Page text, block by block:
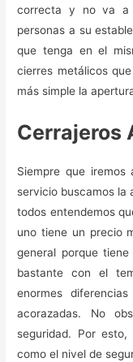
correcta y no va a
personas a su
que tenga en el
cierres metálicos
más simple la
Cerrajeros
Siempre que
servicio buscamos la
todos entendemos
uno tiene un precio
general porque
bastante con el
enormes
acorazadas. No
seguridad. Por
como el nivel de